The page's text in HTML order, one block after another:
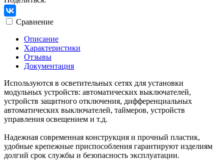
Сравнение
Описание
Характеристики
Отзывы
Документация
Используются в осветительных сетях для установки
модульных устройств: автоматических выключателей,
устройств защитного отключения, дифференциальных
автоматических выключателей, таймеров, устройств
управления освещением и т.д.
Надежная современная конструкция и прочный пластик,
удобные крепежные приспособления гарантируют изделиям
долгий срок службы и безопасность эксплуатации.